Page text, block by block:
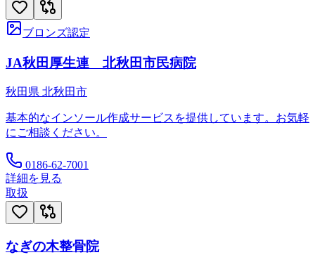
ブロンズ認定
JA秋田厚生連 北秋田市民病院
秋田県 北秋田市
基本的なインソール作成サービスを提供しています。お気軽
にご相談ください。
0186-62-7001
詳細を見る
取扱
なぎの木整骨院